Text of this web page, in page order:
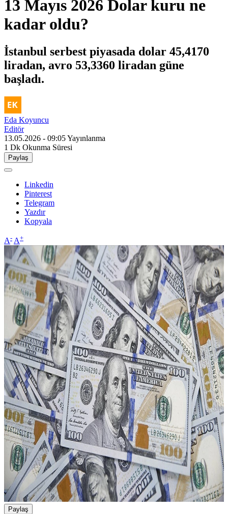
13 Mayıs 2026 Dolar kuru ne
kadar oldu?
İstanbul serbest piyasada dolar 45,4170
liradan, avro 53,3360 liradan güne
başladı.
Eda Koyuncu
Editör
13.05.2026 - 09:05Yayınlanma
1 Dk Okunma Süresi
Paylaş
Linkedin
Pinterest
Telegram
Yazdır
Kopyala
A- A+
Paylaş